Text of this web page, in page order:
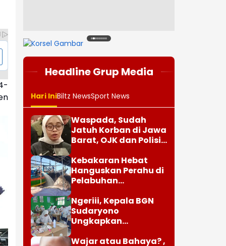
12345678
Headline Grup Media
Hari IniBiltz NewsSport News
Waspada, Sudah
Jatuh Korban di Jawa
Barat, OJK dan Polisi
Ungkap Dugaan